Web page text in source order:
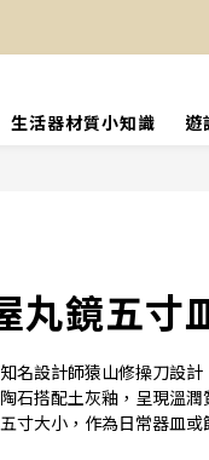
生活器材質小知識 遊
丸鏡五寸
名設計師猿山修操刀設計
石搭配土灰釉，呈現溫潤
寸大小，作為日常器皿或